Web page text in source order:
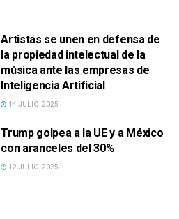
Artistas se unen en defensa de
la propiedad intelectual de la
música ante las empresas de
Inteligencia Artificial
14 JULIO, 2025
Trump golpea a la UE y a México
con aranceles del 30%
12 JULIO, 2025